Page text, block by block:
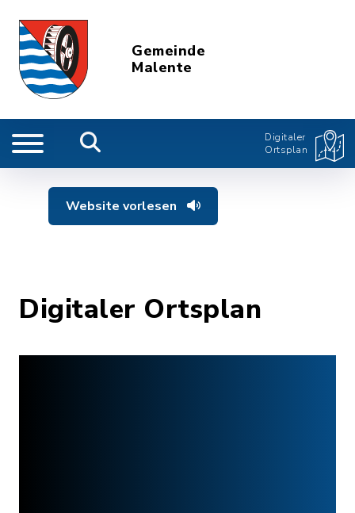
Gemeinde
Malente
Digitaler
Ortsplan
Website vorlesen
Digitaler Ortsplan